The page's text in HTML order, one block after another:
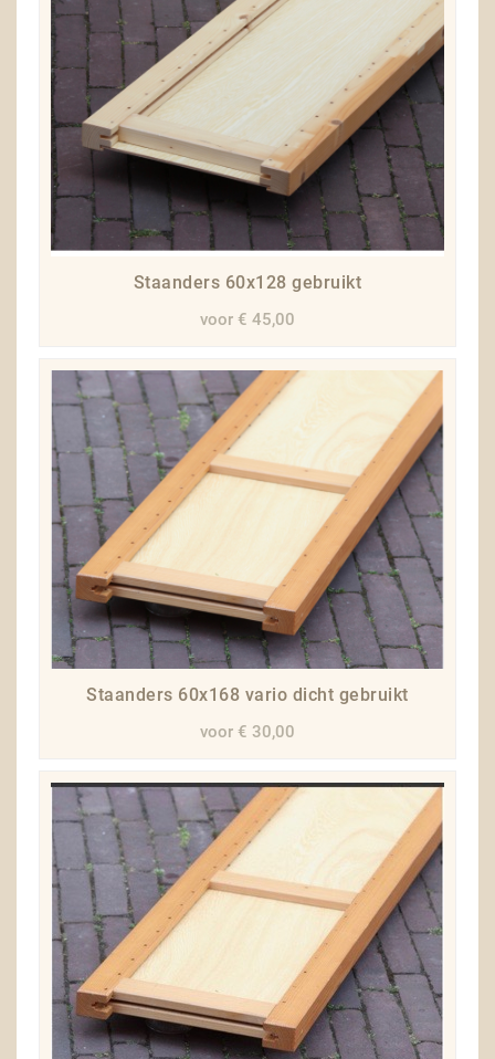
Staanders 60x128 gebruikt
voor € 45,00
Staanders 60x168 vario dicht gebruikt
voor € 30,00